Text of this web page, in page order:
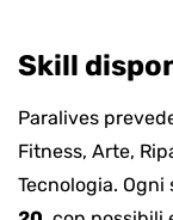
Skill
Paralives
Fitness, Arte,
Tecnologia.